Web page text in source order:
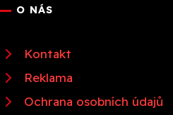
O NÁS
Kontakt
Reklama
Ochrana osobních údajů